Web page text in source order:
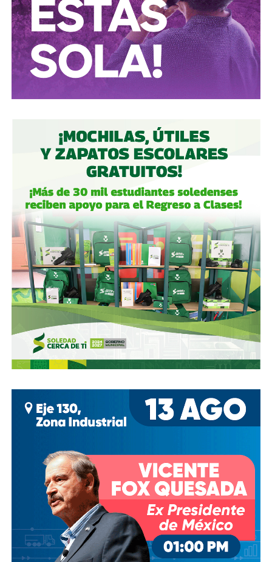
posible.
Yo creo que vamos bien,si tomamos en cuenta que la
democracia se tarda unos 400 años en dar
resultados.
También lee: ¿Existe la ciencia neoliberal? | Columna de
León García Lam